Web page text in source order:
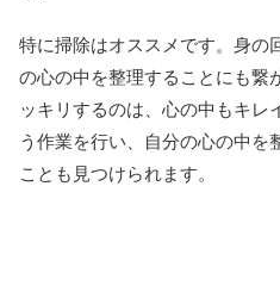
特に掃除はオススメです。身の
の心の中を整理することにも繋
ッキリするのは、心の中もキレ
う作業を行い、自分の心の中を
ことも見つけられます。